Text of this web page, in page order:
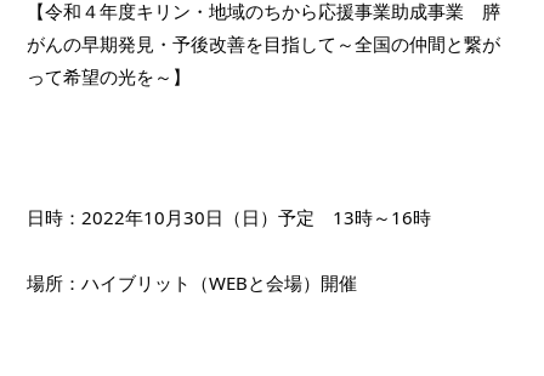
【令和４年度キリン・地域のちから応援事業助成事業　膵
がんの早期発見・予後改善を目指して～全国の仲間と繋が
って希望の光を～】
日時：2022年10月30日（日）予定　13時～16時
場所：ハイブリット（WEBと会場）開催